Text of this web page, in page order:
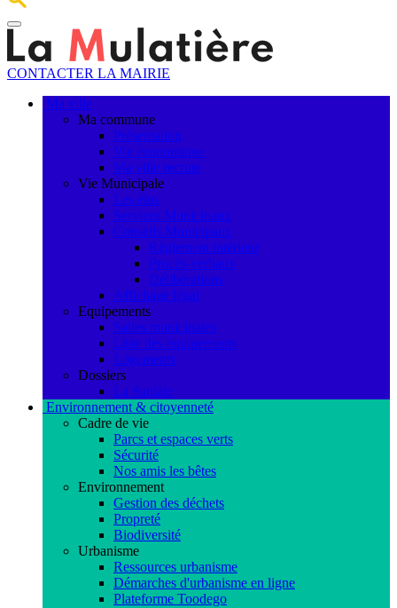
CONTACTER LA MAIRIE
Ma ville
Ma commune
Présentation
Vie économique
Ma ville recrute
Vie Municipale
Les élus
Services Municipaux
Conseils Municipaux
Règlement intérieur
Procès-verbaux
Délibérations
Affichage légal
Equipements
Salles municipales
Liste des équipements
Logements
Dossiers
La Saulaie
Environnement & citoyenneté
Cadre de vie
Parcs et espaces verts
Sécurité
Nos amis les bêtes
Environnement
Gestion des déchets
Propreté
Biodiversité
Urbanisme
Ressources urbanisme
Démarches d'urbanisme en ligne
Plateforme Toodego